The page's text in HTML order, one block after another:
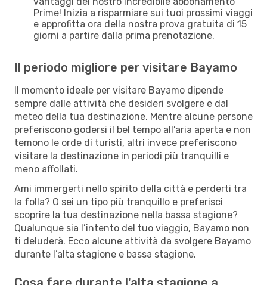
Prime! Inizia a risparmiare sui tuoi prossimi viaggi
e approfitta ora della nostra prova gratuita di 15
giorni a partire dalla prima prenotazione.
Il periodo migliore per visitare Bayamo
Il momento ideale per visitare Bayamo dipende
sempre dalle attività che desideri svolgere e dal
meteo della tua destinazione. Mentre alcune persone
preferiscono godersi il bel tempo all’aria aperta e non
temono le orde di turisti, altri invece preferiscono
visitare la destinazione in periodi più tranquilli e
meno affollati.
Ami immergerti nello spirito della città e perderti tra
la folla? O sei un tipo più tranquillo e preferisci
scoprire la tua destinazione nella bassa stagione?
Qualunque sia l’intento del tuo viaggio, Bayamo non
ti deluderà. Ecco alcune attività da svolgere Bayamo
durante l’alta stagione e bassa stagione.